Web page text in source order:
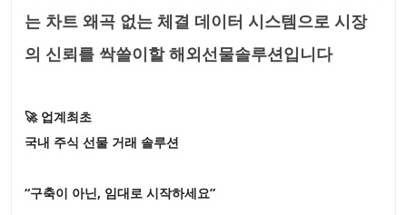
는 차트 왜곡 없는 체결 데이터 시스템으로 시장
의 신뢰를 싹쓸이할 해외선물솔루션입니다
🚀 업계최초
국내 주식 선물 거래 솔루션
“구축이 아닌, 임대로 시작하세요”